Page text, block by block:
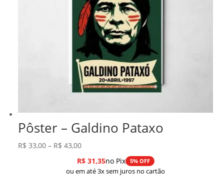
Pôster – Galdino Pataxo
R$ 33,00 – R$ 43,00Faixa
de
preço:
R$31,35no Pix 5% OFF
ou em até 3x sem juros no cartão